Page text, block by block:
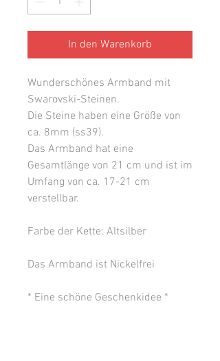
In den Warenkorb
Wunderschönes Armband mit
Swarovski-Steinen.
Die Steine haben eine Größe von
ca. 8mm (ss39).
Das Armband hat eine
Gesamtlänge von 21 cm und ist im
Umfang von ca. 17-21 cm
verstellbar.
Farbe der Kette: Altsilber
Das Armband ist Nickelfrei
* Eine schöne Geschenkidee *